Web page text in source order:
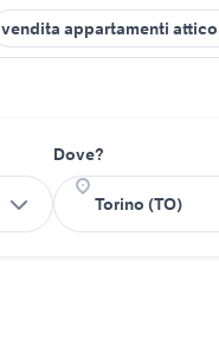
vendita appartamenti
Dove?